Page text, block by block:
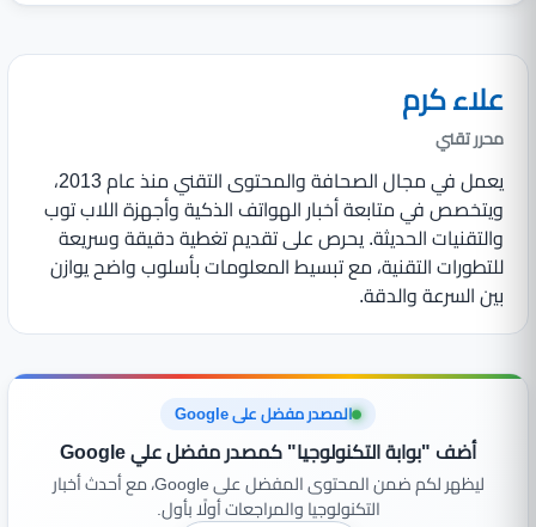
علاء كرم
محرر تقني
يعمل في مجال الصحافة والمحتوى التقني منذ عام 2013،
ويتخصص في متابعة أخبار الهواتف الذكية وأجهزة اللاب توب
والتقنيات الحديثة. يحرص على تقديم تغطية دقيقة وسريعة
للتطورات التقنية، مع تبسيط المعلومات بأسلوب واضح يوازن
بين السرعة والدقة.
المصدر مفضل على Google
أضف "بوابة التكنولوجيا" كمصدر مفضل علي Google
ليظهر لكم ضمن المحتوى المفضل على Google، مع أحدث أخبار
التكنولوجيا والمراجعات أولًا بأول.